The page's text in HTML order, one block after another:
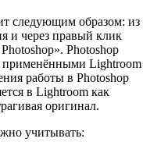
следующим образом: из
и через правый клик
Photoshop
применёнными Lightroom
работы в Photoshop
в Lightroom как
оригинал.
учитывать: